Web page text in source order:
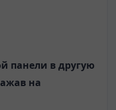
панели в другую
на